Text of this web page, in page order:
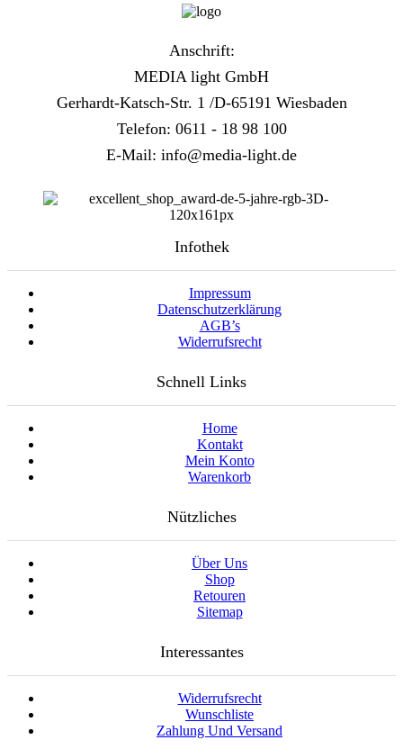
Anschrift:
MEDIA light GmbH
Gerhardt-Katsch-Str. 1 /D-65191 Wiesbaden
Telefon: 0611 - 18 98 100
E-Mail: info@media-light.de
Infothek
Impressum
Datenschutzerklärung
AGB’s
Widerrufsrecht
Schnell Links
Home
Kontakt
Mein Konto
Warenkorb
Nützliches
Über Uns
Shop
Retouren
Sitemap
Interessantes
Widerrufsrecht
Wunschliste
Zahlung Und Versand